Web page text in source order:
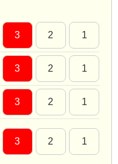
3 2 1
3 2 1
3 2 1
3 2 1